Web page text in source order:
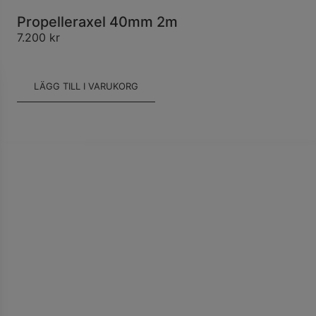
Propelleraxel 40mm 2m
7.200 kr
LÄGG TILL I VARUKORG